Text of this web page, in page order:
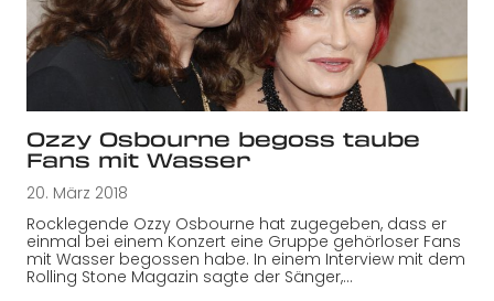
Ozzy Osbourne begoss taube
Fans mit Wasser
20. März 2018
Rocklegende Ozzy Osbourne hat zugegeben, dass er
einmal bei einem Konzert eine Gruppe gehörloser Fans
mit Wasser begossen habe. In einem Interview mit dem
Rolling Stone Magazin sagte der Sänger,…